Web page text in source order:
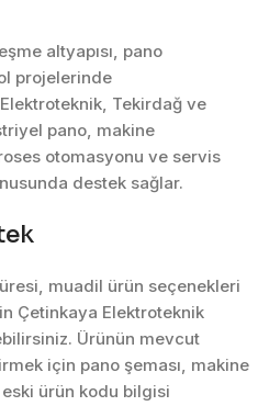
altyapısı, pano
projelerinde
Tekirdağ ve
pano, makine
otomasyonu ve servis
destek sağlar.
muadil ürün seçenekleri
Çetinkaya Elektroteknik
Ürünün mevcut
için pano şeması, makine
ürün kodu bilgisi